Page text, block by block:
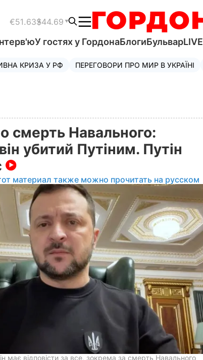
€51.63$44.69
У гостях у ГордонаБлогиБульварLIVE
КРИЗА У РФ ПЕРЕГОВОРИ ПРО МИР В УКРАЇНІ
смерть Навального:
убитий Путіним. Путін
материал также можно прочитать на русском
має відповісти за все, зокрема за смерть Навального